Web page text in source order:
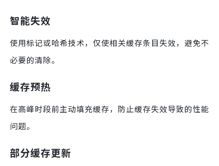
智能失效
使用标记或哈希技术，仅使相关缓存条目失效，避免不
必要的清除。
缓存预热
在高峰时段前主动填充缓存，防止缓存失效导致的性能
问题。
部分缓存更新